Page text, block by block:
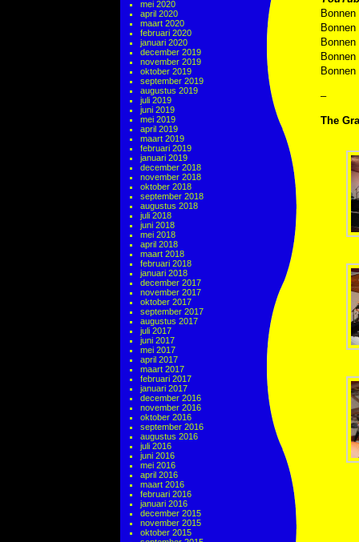
mei 2020
april 2020
maart 2020
februari 2020
januari 2020
december 2019
november 2019
oktober 2019
september 2019
augustus 2019
juli 2019
juni 2019
mei 2019
april 2019
maart 2019
februari 2019
januari 2019
december 2018
november 2018
oktober 2018
september 2018
augustus 2018
juli 2018
juni 2018
mei 2018
april 2018
maart 2018
februari 2018
januari 2018
december 2017
november 2017
oktober 2017
september 2017
augustus 2017
juli 2017
juni 2017
mei 2017
april 2017
maart 2017
februari 2017
januari 2017
december 2016
november 2016
oktober 2016
september 2016
augustus 2016
juli 2016
juni 2016
mei 2016
april 2016
maart 2016
februari 2016
januari 2016
december 2015
november 2015
oktober 2015
–
The